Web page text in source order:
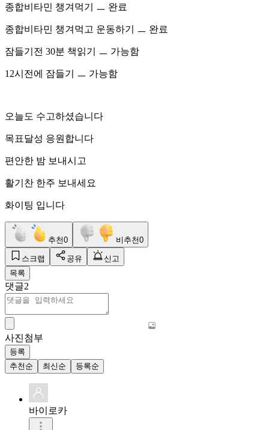
종합비타민 챙겨먹기 ㅡ 완료
종합비타민 챙겨먹고 운동하기 ㅡ 완료
잠들기전 30분 책읽기 ㅡ 가능함
12시전에 잠들기 ㅡ 가능함
오늘도 수고하셨습니다
목표달성 응원합니다
편안한 밤 보내시고
활기찬 한주 보내세요
화이팅 입니다
추천0 비추천0
스크랩 공유
신고
목록
댓글2
사진첨부
등록
추천순
최신순 등록순
바이로카